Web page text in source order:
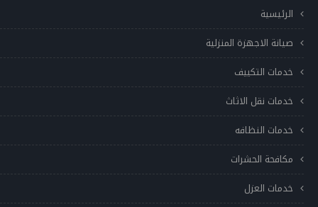
الرئيسية
صيانة الاجهزة المنزلية
خدمات التكييف
خدمات نقل الاثاث
خدمات النظافه
مكافحة الحشرات
خدمات العزل